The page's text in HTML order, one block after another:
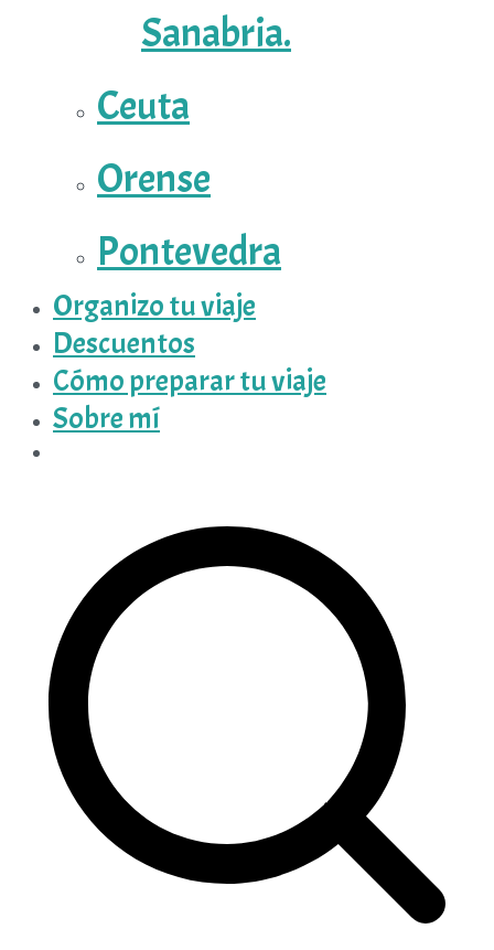
Sanabria.
Ceuta
Orense
Pontevedra
Organizo tu viaje
Descuentos
Cómo preparar tu viaje
Sobre mí